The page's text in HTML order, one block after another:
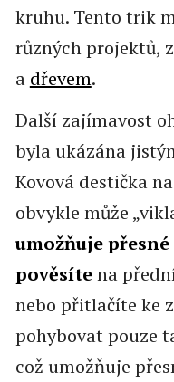
kruhu. Tento trik
různých projektů,
a dřevem.
Další zajímavost
byla ukázána
Kovová destička
obvykle může
umožňuje
pověsítena
nebo přitlačíte ke
pohybovat pouze
což umožňuje